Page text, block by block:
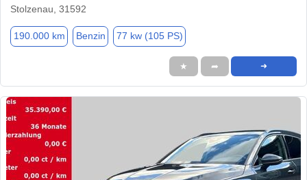
Stolzenau, 31592
190.000 km Benzin 77 kw (105 PS)
★ ➦ ➜